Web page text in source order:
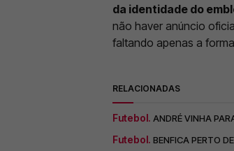
da identidade do
não haver anúncio
faltando apenas a
RELACIONADAS
Futebol. ANDRÉ VINHA
Futebol. BENFICA PERTO